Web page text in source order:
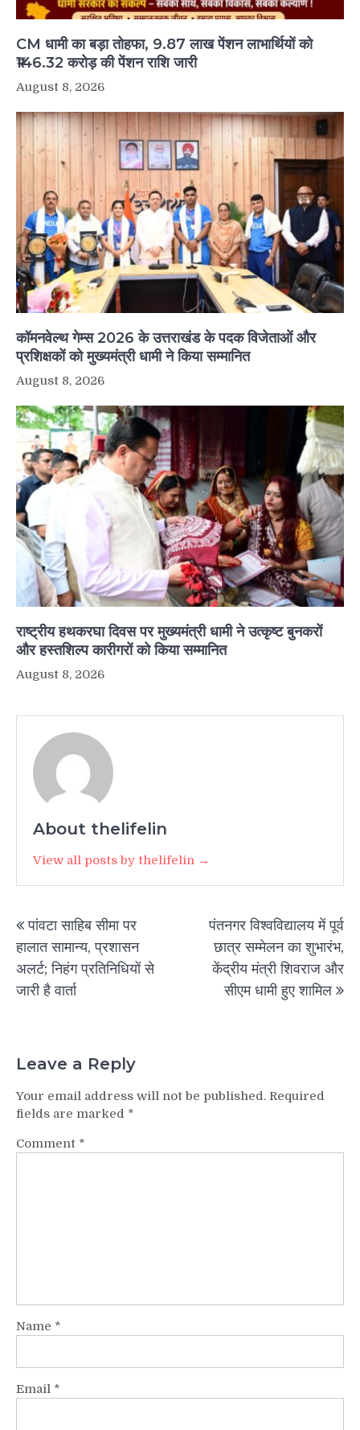
CM धामी का बड़ा तोहफा, 9.87 लाख पेंशन लाभार्थियों को
₹146.32 करोड़ की पेंशन राशि जारी
August 8, 2026
कॉमनवेल्थ गेम्स 2026 के उत्तराखंड के पदक विजेताओं और
प्रशिक्षकों को मुख्यमंत्री धामी ने किया सम्मानित
August 8, 2026
राष्ट्रीय हथकरघा दिवस पर मुख्यमंत्री धामी ने उत्कृष्ट बुनकरों
और हस्तशिल्प कारीगरों को किया सम्मानित
August 8, 2026
About thelifelin
View all posts by thelifelin →
navigation
पांवटा साहिब सीमा पर
हालात सामान्य, प्रशासन
अलर्ट; निहंग प्रतिनिधियों से
जारी है वार्ता
पंतनगर विश्वविद्यालय में पूर्व
छात्र सम्मेलन का शुभारंभ,
केंद्रीय मंत्री शिवराज और
सीएम धामी हुए शामिल
Leave a Reply
Your email address will not be published. Required
fields are marked *
Comment *
Name *
Email *